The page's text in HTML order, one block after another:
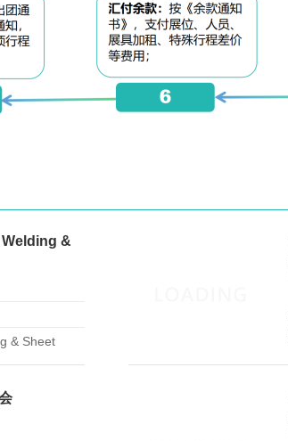
Welding &
& Sheet
金属加工